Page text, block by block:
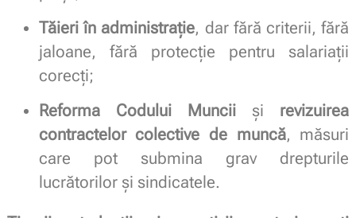
Tăieri în administrație, dar fără criterii, fără
jaloane, fără protecție pentru salariații
corecți;
Reforma Codului Muncii și revizuirea
contractelor colective de muncă, măsuri
care pot submina grav drepturile
lucrătorilor și sindicatele.